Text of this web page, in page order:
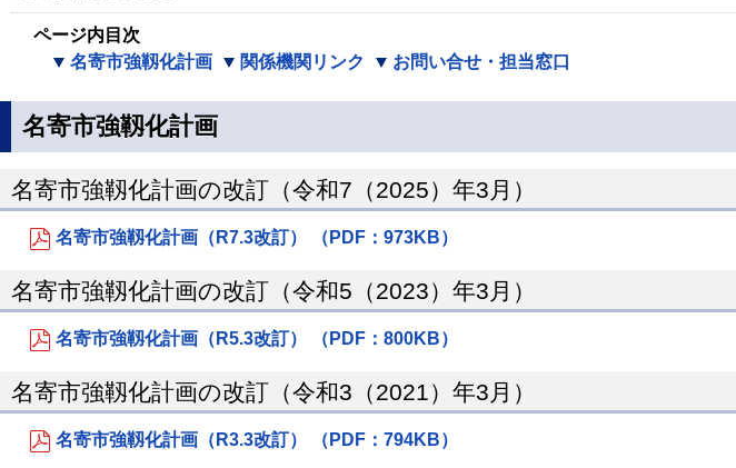
ページ内目次
名寄市強靱化計画
関係機関リンク お問い合せ・担当窓口
名寄市強靱化計画
名寄市強靱化計画の改訂（令和7（2025）年3月）
名寄市強靱化計画（R7.3改訂） （PDF：973KB）
名寄市強靱化計画の改訂（令和5（2023）年3月）
名寄市強靱化計画（R5.3改訂） （PDF：800KB）
名寄市強靱化計画の改訂（令和3（2021）年3月）
名寄市強靱化計画（R3.3改訂） （PDF：794KB）